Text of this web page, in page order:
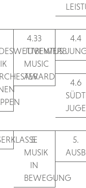
4.33
JUVENTUS
MUSIC
AWARD
4.4
4.6
5.
MUSIK
IN
BEWEGUNG
5.